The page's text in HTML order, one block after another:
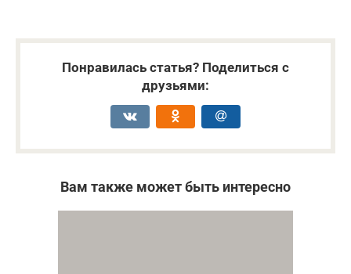
Понравилась статья? Поделиться с
друзьями:
Вам также может быть интересно